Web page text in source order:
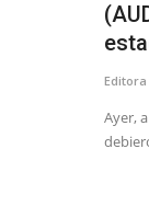
Editora
Ayer,